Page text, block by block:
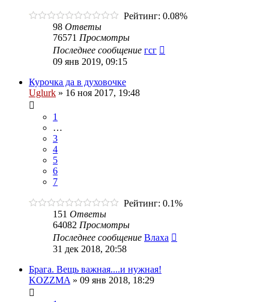
Рейтинг: 0.08%
98 Ответы
76571 Просмотры
Последнее сообщение гсг
09 янв 2019, 09:15
Курочка да в духовочке
Uglurk » 16 ноя 2017, 19:48
1
…
3
4
5
6
7
Рейтинг: 0.1%
151 Ответы
64082 Просмотры
Последнее сообщение Влаха
31 дек 2018, 20:58
Брага. Вещь важная....и нужная!
KOZZMA » 09 янв 2018, 18:29